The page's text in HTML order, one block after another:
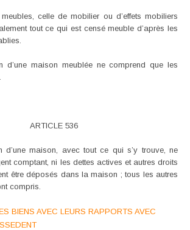
celle de mobilier ou d’effets mobiliers
tout ce qui est censé meuble d’après les
d’une maison meublée ne comprend que les
ARTICLE 536
maison, avec tout ce qui s’y trouve, ne
comptant, ni les dettes actives et autres droits
être déposés dans la maison ; tous les autres
compris.
BIENS AVEC LEURS RAPPORTS AVEC